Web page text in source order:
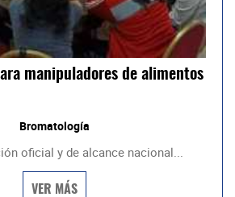
manipuladores de alimentos
Bromatología
oficial y de alcance nacional...
VER MÁS